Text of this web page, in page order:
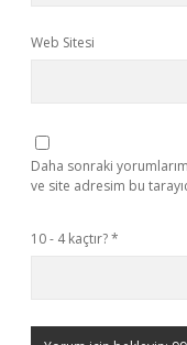
Web Sitesi
Daha sonraki
ve site adresim bu
10 - 4 kaçtır?*